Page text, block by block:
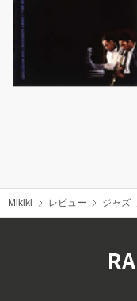
Mikiki レビュー ジャズ